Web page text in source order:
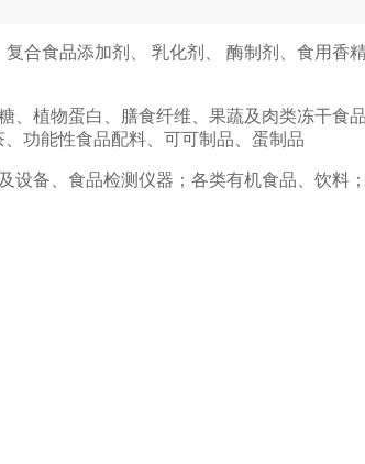
合食品添加剂、 乳化剂、 酶制剂、食用香
植物蛋白、膳食纤维、果蔬及肉类冻干食
功能性食品配料、可可制品、蛋制品
设备、食品检测仪器；各类有机食品、饮料